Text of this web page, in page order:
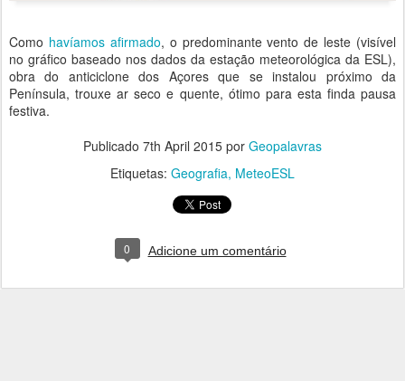
Como havíamos afirmado, o predominante vento de leste (visível
no gráfico baseado nos dados da estação meteorológica da ESL),
obra do anticiclone dos Açores que se instalou próximo da
Península, trouxe ar seco e quente, ótimo para esta finda pausa
festiva.
Publicado 7th April 2015 por Geopalavras
Etiquetas: Geografia MeteoESL
0 Adicione um comentário